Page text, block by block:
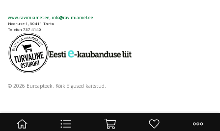
www.ravimiamet.ee info@ravimiamet.ee
Nooruse 1, 50411 Tartu
Telefon 737 4140
© 2026 Euroapteek. Kõik õigused kaitstud.